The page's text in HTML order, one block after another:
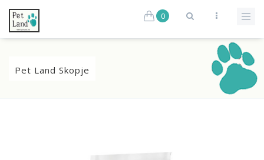
0
Pet Land Skopje